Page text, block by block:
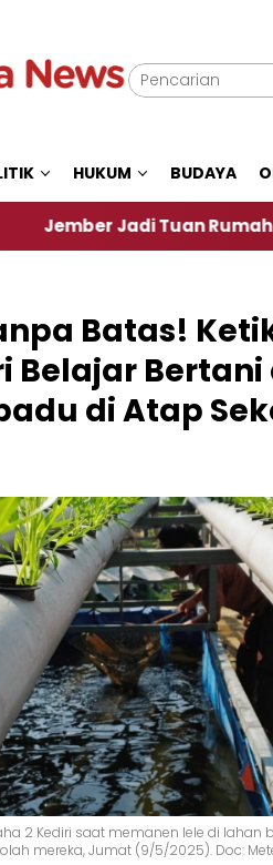
HUKUM BUDAYA
Tuan Rumah World
Batas!
Belajar
di Atap
2 Kediri saat memanen lele di
mereka, Jumat (9/5/2025). Doc: